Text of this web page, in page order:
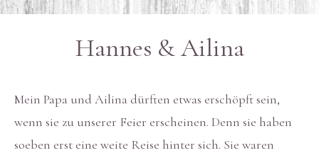
Hannes & Ailina
Mein Papa und Ailina dürften etwas erschöpft sein,
wenn sie zu unserer Feier erscheinen. Denn sie haben
soeben erst eine weite Reise hinter sich. Sie waren